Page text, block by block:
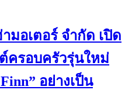
มอเตอร์ จำกัด เปิด
ครอบครัวรุ่นใหม่
อย่างเป็น